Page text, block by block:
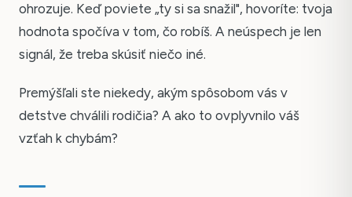
ohrozuje. Keď poviete „ty si sa snažil", hovoríte: tvoja
hodnota spočíva v tom, čo robíš. A neúspech je len
signál, že treba skúsiť niečo iné.
Premýšľali ste niekedy, akým spôsobom vás v
detstve chválili rodičia? A ako to ovplyvnilo váš
vzťah k chybám?